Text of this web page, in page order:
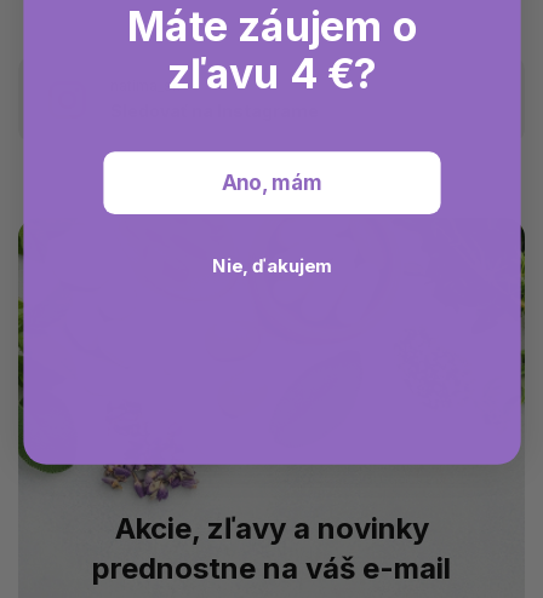
natima_sk
Akcie, zľavy a novinky
prednostne na váš e-mail
Máte záujem o
zľavu 4 €?
Ano, mám
Nie, ďakujem